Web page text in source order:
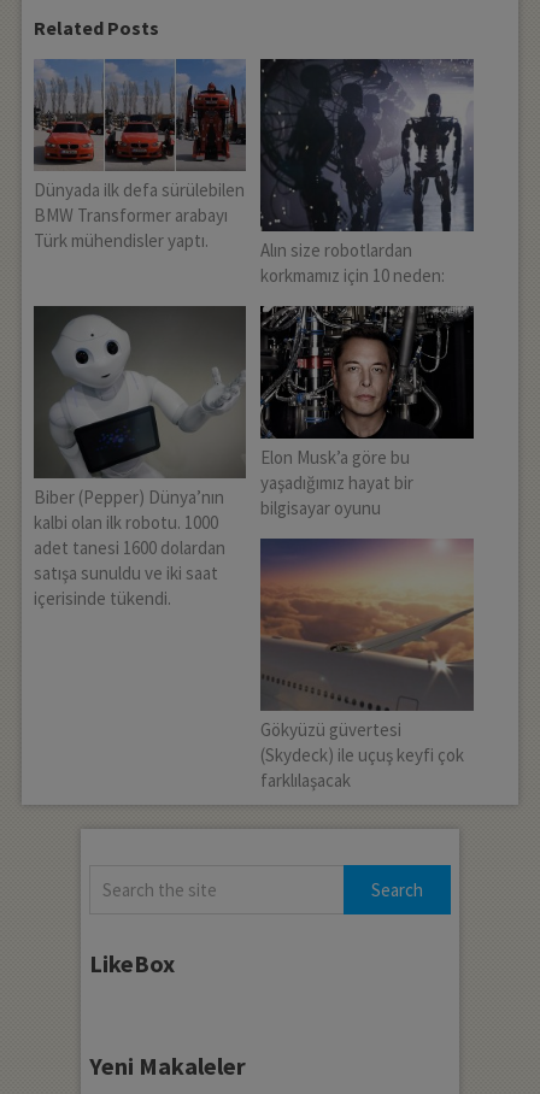
Related Posts
Dünyada ilk defa sürülebilen
BMW Transformer arabayı
Türk mühendisler yaptı.
Alın size robotlardan
korkmamız için 10 neden:
Biber (Pepper) Dünya’nın
kalbi olan ilk robotu. 1000
adet tanesi 1600 dolardan
satışa sunuldu ve iki saat
içerisinde tükendi.
Elon Musk’a göre bu
yaşadığımız hayat bir
bilgisayar oyunu
Gökyüzü güvertesi
(Skydeck) ile uçuş keyfi çok
farklılaşacak
LikeBox
Yeni Makaleler